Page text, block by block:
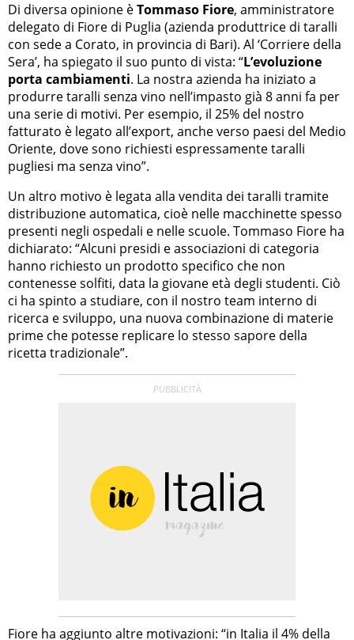
Di diversa opinione èTommaso Fiore, amministratore
delegato di Fiore di Puglia (azienda produttrice di taralli
con sede a Corato, in provincia di Bari). Al ‘Corriere della
Sera’, ha spiegato il suo punto di vista: “L’evoluzione
porta cambiamenti. La nostra azienda ha iniziato a
produrre taralli senza vino nell’impasto già 8 anni fa per
una serie di motivi. Per esempio, il 25% del nostro
fatturato è legato all’export, anche verso paesi del Medio
Oriente, dove sono richiesti espressamente taralli
pugliesi ma senza vino”.
Un altro motivo è legata alla vendita dei taralli tramite
distribuzione automatica, cioè nelle macchinette spesso
presenti negli ospedali e nelle scuole. Tommaso Fiore ha
dichiarato: “Alcuni presidi e associazioni di categoria
hanno richiesto un prodotto specifico che non
contenesse solfiti, data la giovane età degli studenti. Ciò
ci ha spinto a studiare, con il nostro team interno di
ricerca e sviluppo, una nuova combinazione di materie
prime che potesse replicare lo stesso sapore della
ricetta tradizionale”.
Fiore ha aggiunto altre motivazioni: “in Italia il 4% della